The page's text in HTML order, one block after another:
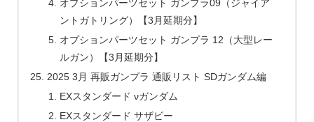
オプションパーツセット ガンプラ09（ジャイア
ントガトリング）【3月延期分】
オプションパーツセット ガンプラ 12（大型レー
ルガン）【3月延期分】
2025 3月 再販ガンプラ 通販リスト SDガンダム編
EXスタンダード νガンダム
EXスタンダード サザビー